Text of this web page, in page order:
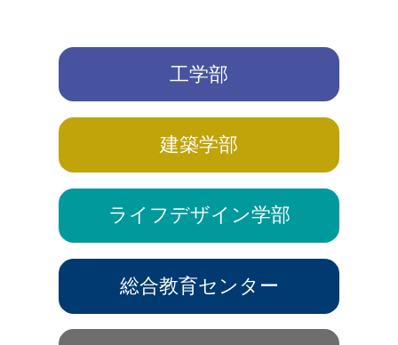
工学部
建築学部
ライフデザイン学部
総合教育センター